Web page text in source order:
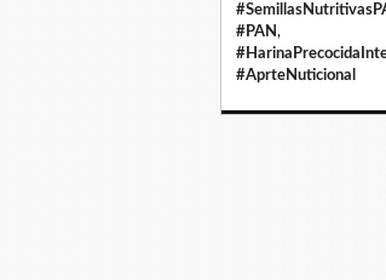
#PAN,
#AprteNuticional